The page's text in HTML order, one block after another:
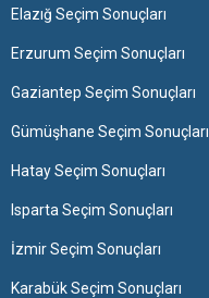
Elazığ Seçim Sonuçları
Erzurum Seçim Sonuçları
Gaziantep Seçim Sonuçları
Gümüşhane Seçim Sonuçları
Hatay Seçim Sonuçları
Isparta Seçim Sonuçları
İzmir Seçim Sonuçları
Karabük Seçim Sonuçları